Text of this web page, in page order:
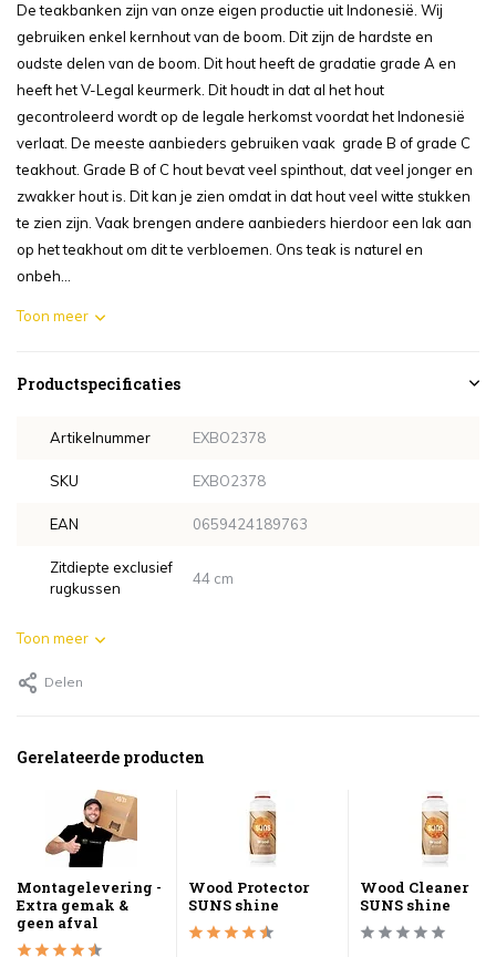
De teakbanken zijn van onze eigen productie uit Indonesië. Wij
gebruiken enkel kernhout van de boom. Dit zijn de hardste en
oudste delen van de boom. Dit hout heeft de gradatie grade A en
heeft het V-Legal keurmerk. Dit houdt in dat al het hout
gecontroleerd wordt op de legale herkomst voordat het Indonesië
verlaat. De meeste aanbieders gebruiken vaak grade B of grade C
teakhout. Grade B of C hout bevat veel spinthout, dat veel jonger en
zwakker hout is. Dit kan je zien omdat in dat hout veel witte stukken
te zien zijn. Vaak brengen andere aanbieders hierdoor een lak aan
op het teakhout om dit te verbloemen. Ons teak is naturel en
onbeh...
Toon meer
Productspecificaties
Artikelnummer EXBO2378
SKU EXBO2378
EAN 0659424189763
Zitdiepte exclusief
rugkussen
44 cm
Toon meer
Delen
Gerelateerde producten
Montagelevering -
Extra gemak &
geen afval
Wood Protector
SUNS shine
Wood Cleaner
SUNS shine